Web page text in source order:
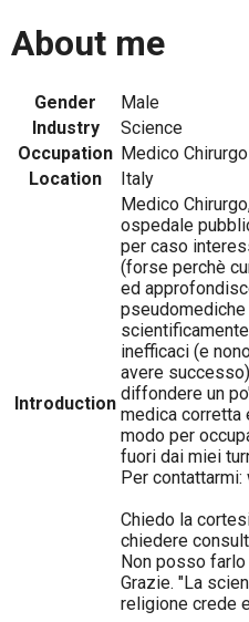
About me
Gender
Male
Industry
Science
Occupation Medico
Location
Italy
Introduction
Medico
ospedale
per caso
(forse perchè
ed
inefficaci (e
avere
diffondere un
medica corretta
modo per
fuori dai miei
Per
Chiedo la
chiedere
Non posso
Grazie. "La
religione crede